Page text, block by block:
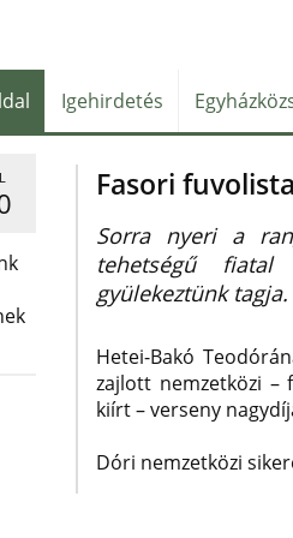
Igehirdetés
Fasori
Sorra nyeri a
tehetségű fiatal
gyülekeztünk tagja.
Hetei-Bakó
zajlott nemzetközi –
kiírt – verseny
Dóri nemzetközi